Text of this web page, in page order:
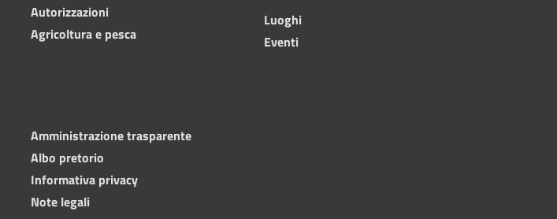
Autorizzazioni
Agricoltura e pesca
Luoghi
Eventi
Amministrazione trasparente
Albo pretorio
Informativa privacy
Note legali